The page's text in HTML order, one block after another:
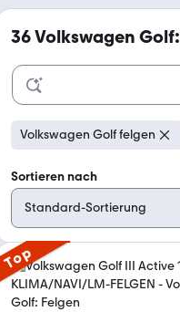
36Volkswagen
Volkswagen Golf felgen
Sortieren nach
Top